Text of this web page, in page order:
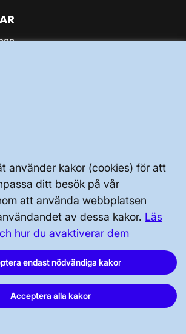
använder kakor (cookies) för att
ditt besök på vår
att använda webbplatsen
av dessa kakor. Läs
hur du avaktiverar dem
endast nödvändiga kakor
Acceptera alla kakor
Box 1200, 172 24
80 00
4284